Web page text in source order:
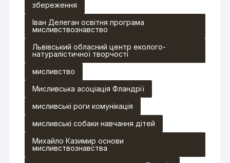
збереження
Іван Делеган освітня програма
мисливствознавство
Львівський обласний центр еколого-
натуралістичної творчості
мисливство
Мисливська асоціація Фландрії
мисливські роги комунікація
мисливські собаки навчання дітей
Михайло Казимир основи
мисливствознавства